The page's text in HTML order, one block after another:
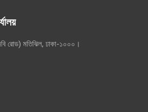
রোড) মতিঝিল, ঢাকা-১০০০।